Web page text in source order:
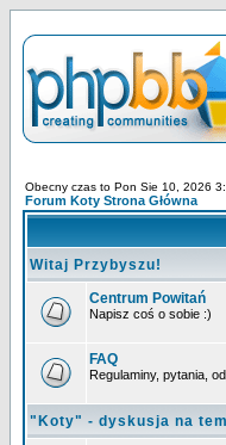
Obecny czas to Pon Sie 10, 2026
Forum Koty Strona Główna
Witaj Przybyszu!
Centrum Powitań
Napisz coś o sobie :)
FAQ
Regulaminy, pytania,
"Koty" - dyskusja na